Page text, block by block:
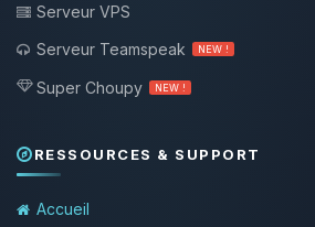
Serveur VPS
Serveur Teamspeak
NEW !
Super Choupy NEW !
RESSOURCES & SUPPORT
Accueil